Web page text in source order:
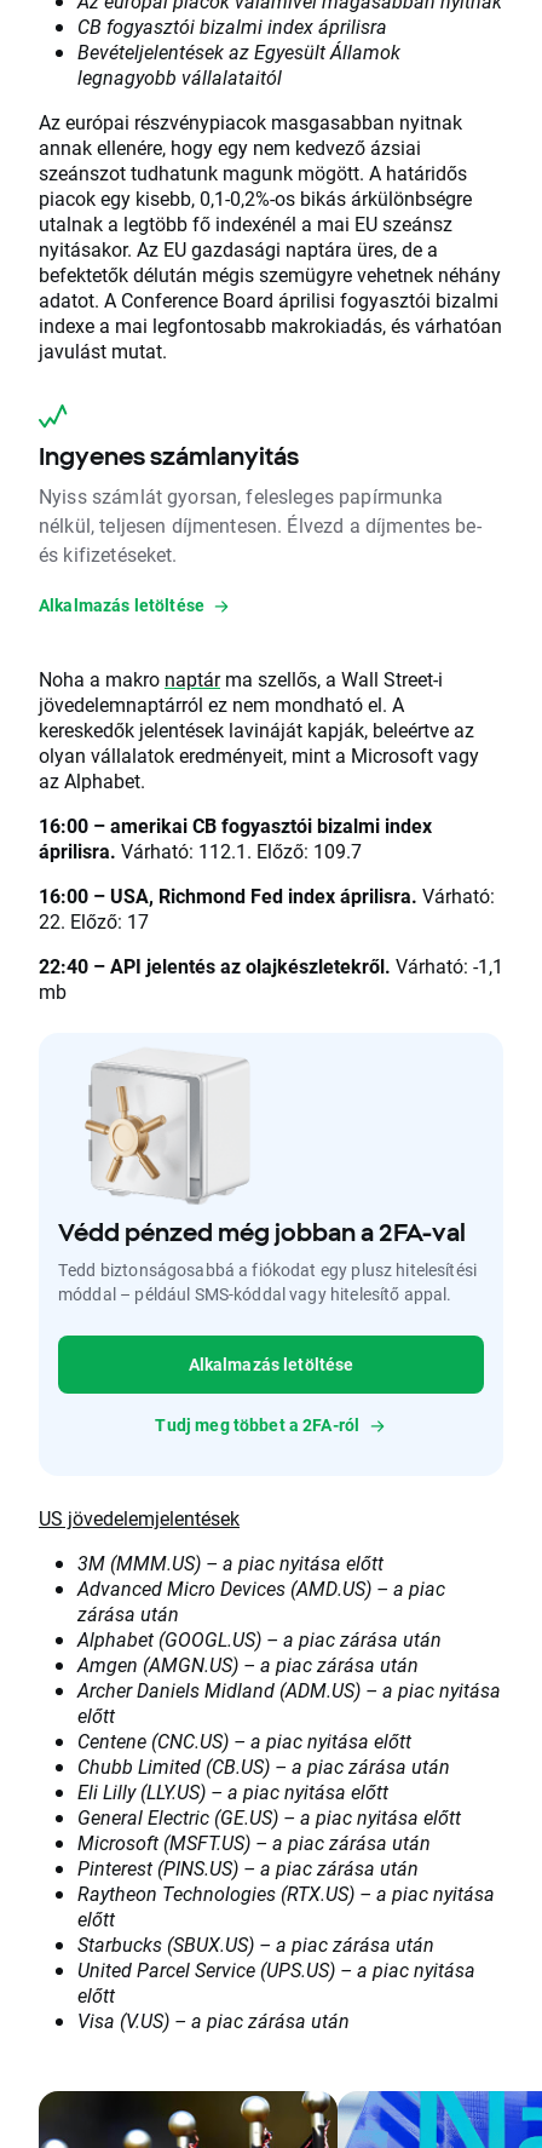
CB fogyasztói bizalmi index áprilisra
Bevételjelentések az Egyesült Államok
legnagyobb vállalataitól
Az európai részvénypiacok masgasabban nyitnak
annak ellenére, hogy egy nem kedvező ázsiai
szeánszot tudhatunk magunk mögött. A határidős
piacok egy kisebb, 0,1-0,2%-os bikás árkülönbségre
utalnak a legtöbb fő indexénél a mai EU szeánsz
nyitásakor. Az EU gazdasági naptára üres, de a
befektetők délután mégis szemügyre vehetnek néhány
adatot. A Conference Board áprilisi fogyasztói bizalmi
indexe a mai legfontosabb makrokiadás, és várhatóan
javulást mutat.
Ingyenes számlanyitás
Nyiss számlát gyorsan, felesleges papírmunka
nélkül, teljesen díjmentesen. Élvezd a díjmentes be-
és kifizetéseket.
Alkalmazás letöltése
Noha a makro naptárma szellős, a Wall Street-i
jövedelemnaptárról ez nem mondható el. A
kereskedők jelentések lavináját kapják, beleértve az
olyan vállalatok eredményeit, mint a Microsoft vagy
az Alphabet.
16:00 – amerikai CB fogyasztói bizalmi index
áprilisra. Várható: 112.1. Előző: 109.7
16:00 – USA, Richmond Fed index áprilisra. Várható:
22. Előző: 17
22:40 – API jelentés az olajkészletekről. Várható: -1,1
mb
Védd pénzed még jobban a 2FA-val
Tedd biztonságosabbá a fiókodat egy plusz hitelesítési
móddal – például SMS-kóddal vagy hitelesítő appal.
Alkalmazás letöltése
Tudj meg többet a 2FA-ról
US jövedelemjelentések
3M (MMM.US) – a piac nyitása előtt
Advanced Micro Devices (AMD.US) – a piac
zárása után
Alphabet (GOOGL.US) – a piac zárása után
Amgen (AMGN.US) – a piac zárása után
Archer Daniels Midland (ADM.US) – a piac nyitása
előtt
Centene (CNC.US) – a piac nyitása előtt
Chubb Limited (CB.US) – a piac zárása után
Eli Lilly (LLY.US) – a piac nyitása előtt
General Electric (GE.US) – a piac nyitása előtt
Microsoft (MSFT.US) – a piac zárása után
Pinterest (PINS.US) – a piac zárása után
Raytheon Technologies (RTX.US) – a piac nyitása
előtt
Starbucks (SBUX.US) – a piac zárása után
United Parcel Service (UPS.US) – a piac nyitása
előtt
Visa (V.US) – a piac zárása után